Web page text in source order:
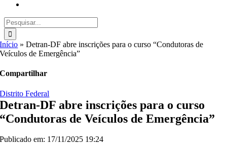
Buscar
resultados
para:
Início »Detran-DF abre inscrições para o curso “Condutoras de
Veículos de Emergência”
Compartilhar
Distrito Federal
Detran-DF abre inscrições para o curso
“Condutoras de Veículos de Emergência”
Publicado em: 17/11/2025 19:24